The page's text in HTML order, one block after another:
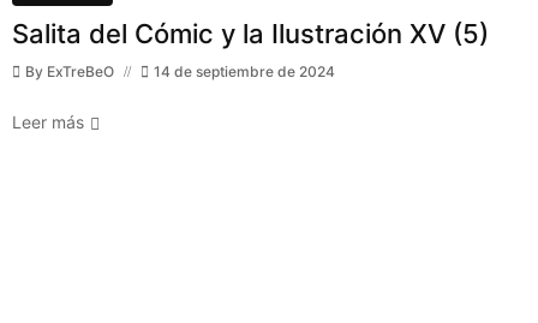
Salita del Cómic y la Ilustración XV (5)
By ExTreBeO 14 de septiembre de 2024
Leer más